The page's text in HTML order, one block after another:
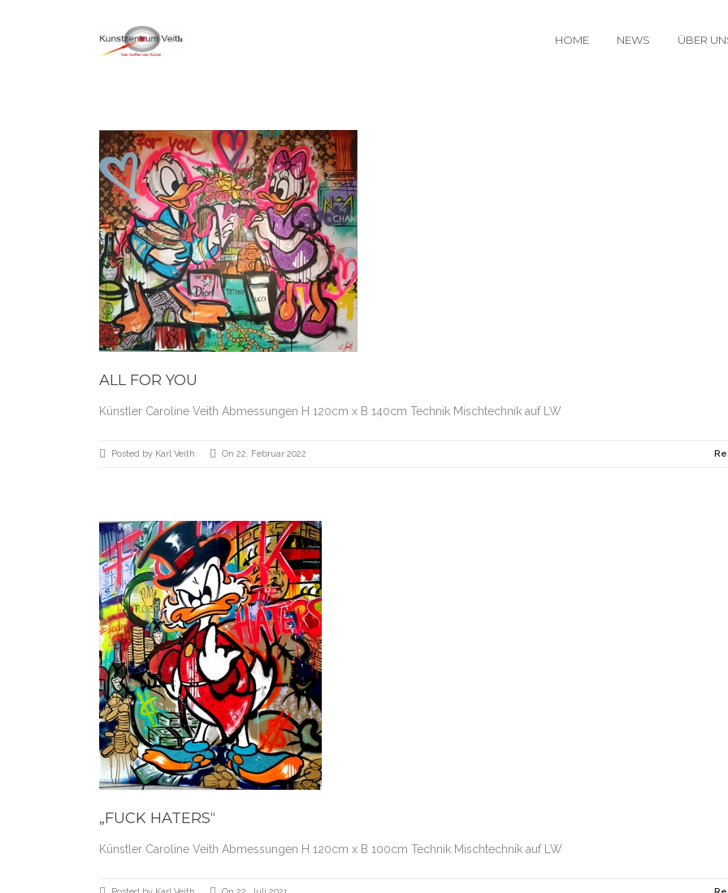
HOME NEWS ÜBER
ALL FOR YOU
Künstler Caroline Veith Abmessungen H 120cm x B 140cm Technik Mischtechnik auf LW
Posted by Karl Veith On 22. Februar 2022
„FUCK HATERS“
Künstler Caroline Veith Abmessungen H 120cm x B 100cm Technik Mischtechnik auf LW